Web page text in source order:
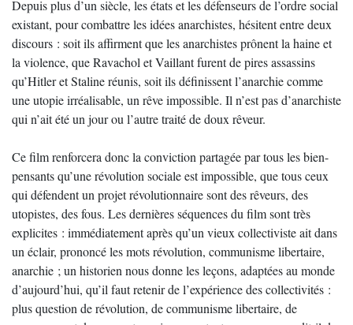
Depuis plus d’un siècle, les états et les défenseurs de l’ordre social
existant, pour combattre les idées anarchistes, hésitent entre deux
discours : soit ils affirment que les anarchistes prônent la haine et
la violence, que Ravachol et Vaillant furent de pires assassins
qu’Hitler et Staline réunis, soit ils définissent l’anarchie comme
une utopie irréalisable, un rêve impossible. Il n’est pas d’anarchiste
qui n’ait été un jour ou l’autre traité de doux rêveur.
Ce film renforcera donc la conviction partagée par tous les bien-
pensants qu’une révolution sociale est impossible, que tous ceux
qui défendent un projet révolutionnaire sont des rêveurs, des
utopistes, des fous. Les dernières séquences du film sont très
explicites : immédiatement après qu’un vieux collectiviste ait dans
un éclair, prononcé les mots révolution, communisme libertaire,
anarchie ; un historien nous donne les leçons, adaptées au monde
d’aujourd’hui, qu’il faut retenir de l’expérience des collectivités :
plus question de révolution, de communisme libertaire, de